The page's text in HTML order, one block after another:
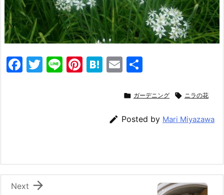
F
o
k
T
Li Pi H
a
E
ai
l
 ガーデニング  ニラの花
 Posted by Mari Miyazawa

Next